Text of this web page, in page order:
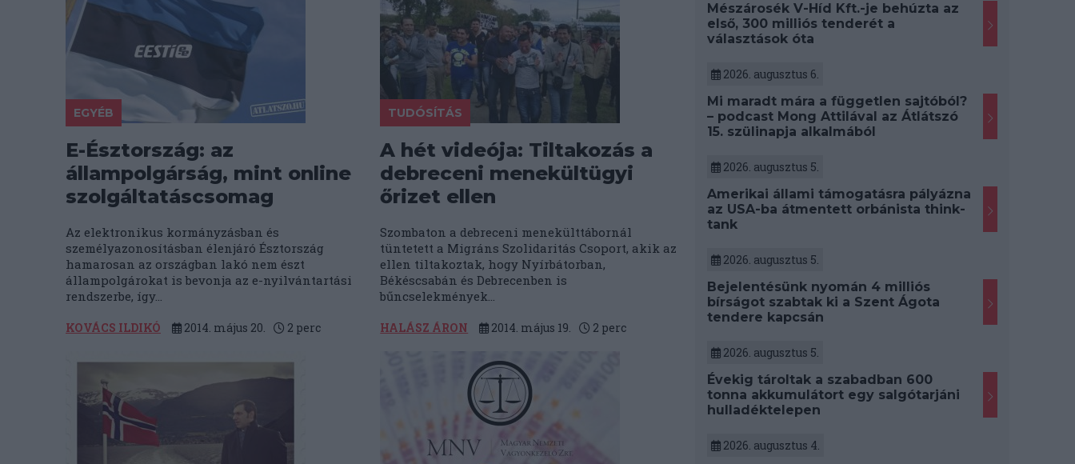
EGYÉB
E-Észtország: az
állampolgárság, mint online
szolgáltatáscsomag
Az elektronikus kormányzásban és
személyazonosításban élenjáró Észtország
hamarosan az országban lakó nem észt
állampolgárokat is bevonja az e-nyilvántartási
rendszerbe, így...
KOVÁCS ILDIKÓ 2014. május 20. 2 perc
TUDÓSÍTÁS
A hét videója: Tiltakozás a
debreceni menekültügyi
őrizet ellen
Szombaton a debreceni menekülttábornál
tüntetett a Migráns Szolidaritás Csoport, akik az
ellen tiltakoztak, hogy Nyírbátorban,
Békéscsabán és Debrecenben is
bűncselekmények...
HALÁSZ ÁRON 2014. május 19. 2 perc
Mészárosék V-Híd Kft.-je behúzta az
első, 300 milliós tenderét a
választások óta
2026. augusztus 6.
Mi maradt mára a független sajtóból?
– podcast Mong Attilával az Átlátszó
15. szülinapja alkalmából
2026. augusztus 5.
Amerikai állami támogatásra pályázna
az USA-ba átmentett orbánista think-
tank
2026. augusztus 5.
Bejelentésünk nyomán 4 milliós
bírságot szabtak ki a Szent Ágota
tendere kapcsán
2026. augusztus 5.
Évekig tároltak a szabadban 600
tonna akkumulátort egy salgótarjáni
hulladéktelepen
2026. augusztus 4.